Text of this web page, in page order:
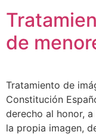
de
Tratamiento de
Constitución
derecho al honor,
la propia imagen,